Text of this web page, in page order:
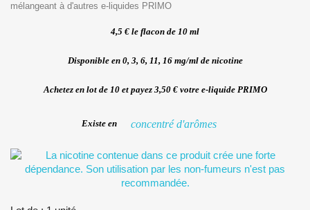
mélangeant à d'autres e-liquides PRIMO
4,5 € le flacon de 10 ml
Disponible en 0, 3, 6, 11, 16 mg/ml de nicotine
Achetez en lot de 10 et payez 3,50 € votre e-liquide PRIMO
Existe en concentré d'arômes